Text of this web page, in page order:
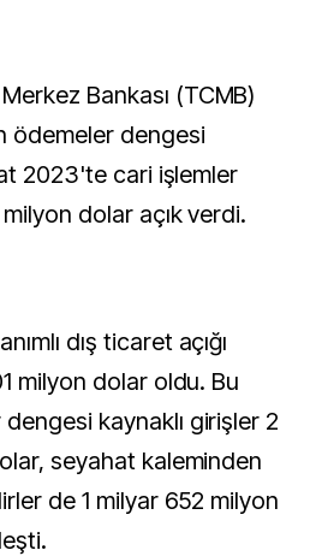
Bankası (TCMB)
ödemeler dengesi
2023'te cari işlemler
dolar açık verdi.
dış ticaret açığı
milyon dolar oldu. Bu
kaynaklı girişler 2
seyahat kaleminden
de 1 milyar 652 milyon